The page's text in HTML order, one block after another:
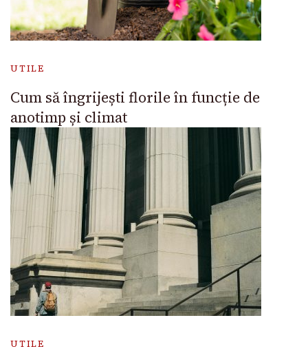
UTILE
Cum să îngrijești florile în funcție de
anotimp și climat
UTILE